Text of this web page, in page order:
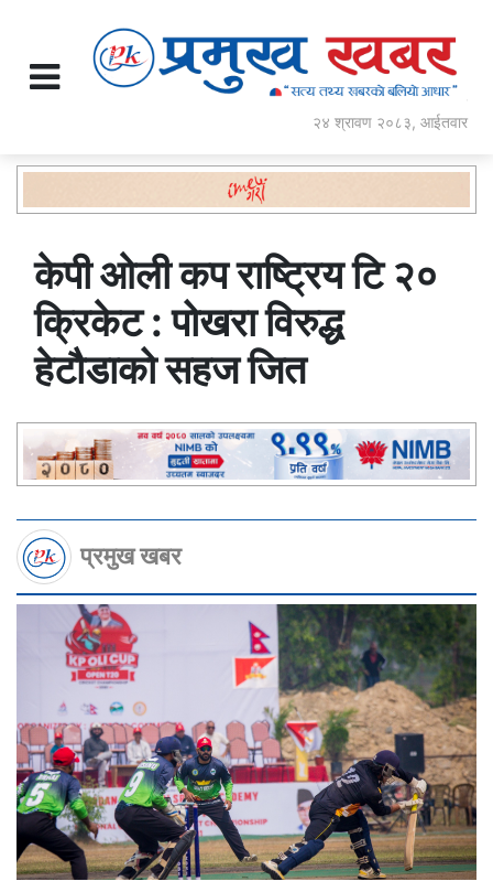
२४ श्रावण २०८३, आईतवार
केपी ओली कप राष्ट्रिय टि २०
क्रिकेट : पोखरा विरुद्ध
हेटौडाको सहज जित
प्रमुख खबर